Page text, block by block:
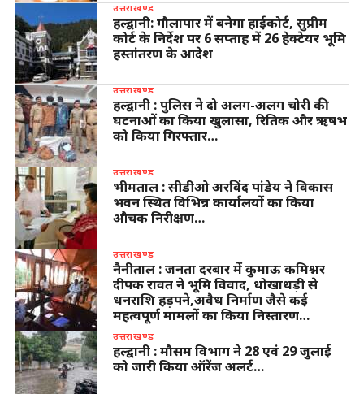
उत्तराखण्ड
हल्द्वानी: गौलापार में बनेगा हाईकोर्ट, सुप्रीम
कोर्ट के निर्देश पर 6 सप्ताह में 26 हेक्टेयर भूमि
हस्तांतरण के आदेश
उत्तराखण्ड
हल्द्वानी : पुलिस ने दो अलग-अलग चोरी की
घटनाओं का किया खुलासा, रितिक और ऋषभ
को किया गिरफ्तार…
उत्तराखण्ड
भीमताल : सीडीओ अरविंद पांडेय ने विकास
भवन स्थित विभिन्न कार्यालयों का किया
औचक निरीक्षण…
उत्तराखण्ड
नैनीताल : जनता दरबार में कुमाऊ कमिश्नर
दीपक रावत ने भूमि विवाद, धोखाधड़ी से
धनराशि हड़पने,अवैध निर्माण जैसे कई
महत्वपूर्ण मामलों का किया निस्तारण…
उत्तराखण्ड
हल्द्वानी : मौसम विभाग ने 28 एवं 29 जुलाई
को जारी किया ऑरेंज अलर्ट…